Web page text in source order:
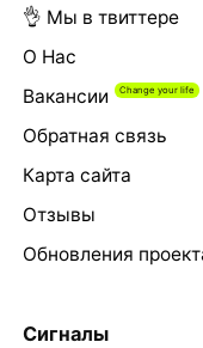
👌 Мы в твиттере
О Нас
Вакансии
Обратная связь
Карта сайта
Отзывы
Обновления
Сигналы